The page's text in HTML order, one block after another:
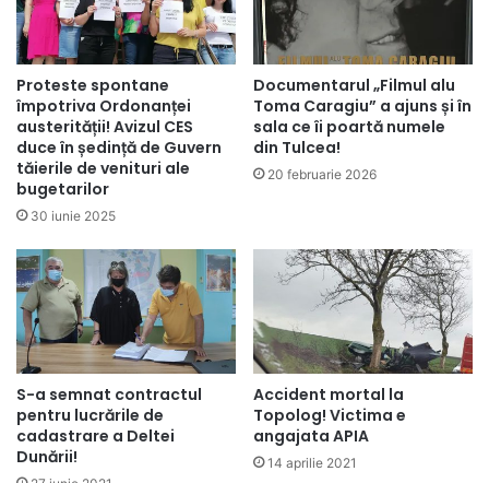
Proteste spontane
împotriva Ordonanței
austerității! Avizul CES
duce în ședință de Guvern
tăierile de venituri ale
bugetarilor
30 iunie 2025
Documentarul „Filmul alu
Toma Caragiu” a ajuns și în
sala ce îi poartă numele
din Tulcea!
20 februarie 2026
S-a semnat contractul
pentru lucrările de
cadastrare a Deltei
Dunării!
Accident mortal la
Topolog! Victima e
angajata APIA
14 aprilie 2021